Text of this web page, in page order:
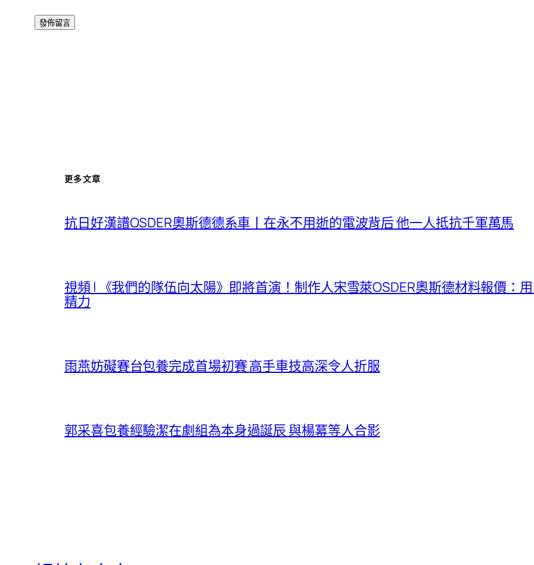
更多文章
抗日好漢譜OSDER奧斯德德系車丨在永不用逝的電波背后 他一人抵抗千軍萬馬
視頻 | 《我們的隊伍向太陽》即將首演！制作人宋雪萊OSDER奧斯德材料報價：
精力
雨燕妨礙賽台包養完成首場初賽 高手車技高深令人折服
郭采喜包養經驗潔在劇組為本身過誕辰 與楊冪等人合影